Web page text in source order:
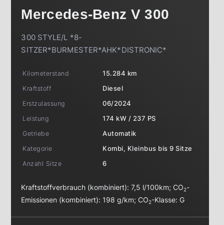
Mercedes-Benz V 300
300 STYLE/L *8-
SITZER*BURMESTER*AHK*DISTRONIC*
Kilometerstand
15.284 km
Kraftstoff
Diesel
Erstzulassung
06/2024
Leistung
174 kW / 237 PS
Getriebe
Automatik
Kategorie
Kombi, Kleinbus bis 9 Sitze
Anzahl Sitze
6
Kraftstoffverbrauch (kombiniert):7,5 l/100km;CO2-
Emissionen (kombiniert): 198 g/km;CO2-Klasse:G